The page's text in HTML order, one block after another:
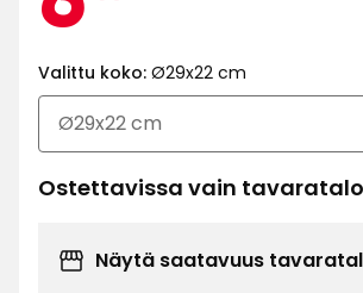
€
Valittu koko: Ø29x22 cm
Ostettavissa vain
Näytä saatavuus